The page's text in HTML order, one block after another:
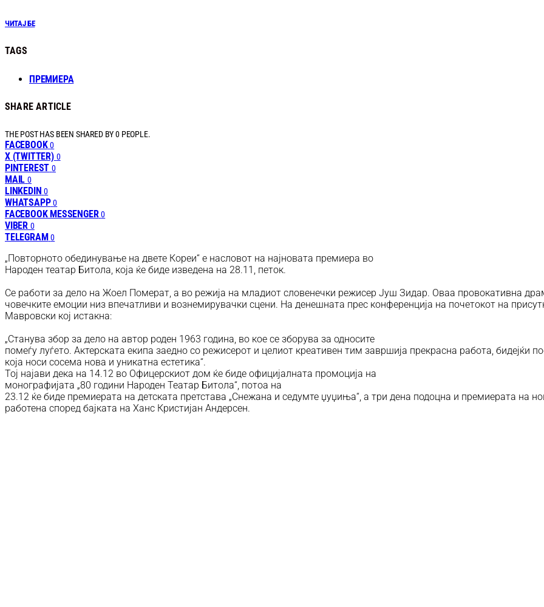
ЧИТАЈ БЕ
TAGS
ПРЕМИЕРА
SHARE ARTICLE
THE POST HAS BEEN SHARED BY0 PEOPLE.
FACEBOOK 0
X (TWITTER) 0
PINTEREST 0
MAIL 0
LINKEDIN 0
WHATSAPP 0
FACEBOOK MESSENGER 0
VIBER 0
TELEGRAM 0
„Повторното обединување на двете Кореи“ е насловот на најновата премиера во
Народен театар Битола, која ќе биде изведена на 28.11, петок.
Се работи за дело на Жоел Померат, а во режија на младиот словенечки режисер Јуш Зидар. Оваа провокативна
човечките емоции низ впечатливи и вознемирувачки сцени. На денешната прес конференција на почетокот на
Мавровски кој истакна:
„Станува збор за дело на автор роден 1963 година, во кое се зборува за односите
помеѓу луѓето. Актерската екипа заедно со режисерот и целиот креативен тим завршија прекрасна работа, бидејќи
која носи сосема нова и уникатна естетика“.
Тој најави дека на 14.12 во Офицерскиот дом ќе биде официјалната промоција на
монографијата „80 години Народен Театар Битола“, потоа на
23.12 ќе биде премиерата на детската претстава „Снежана и седумте џуџиња“, а три дена подоцна и премиерата на
работена според бајката на Ханс Кристијан Андерсен.